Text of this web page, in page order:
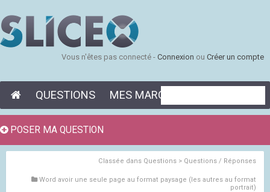
Vous n'êtes pas connecté - Connexion ou Créer un compte
QUESTIONS MES MARQUE-PAGES
Classée dans Questions > Questions / Réponses
Word avoir une seule page au format paysage (les autres au format
portrait)
POSER MA QUESTION